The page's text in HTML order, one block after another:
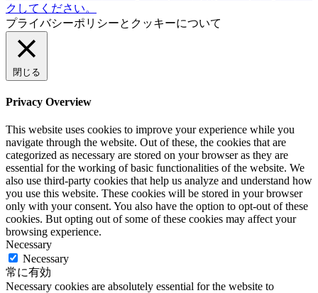
クしてください。
プライバシーポリシーとクッキーについて
閉じる
Privacy Overview
This website uses cookies to improve your experience while you
navigate through the website. Out of these, the cookies that are
categorized as necessary are stored on your browser as they are
essential for the working of basic functionalities of the website. We
also use third-party cookies that help us analyze and understand how
you use this website. These cookies will be stored in your browser
only with your consent. You also have the option to opt-out of these
cookies. But opting out of some of these cookies may affect your
browsing experience.
Necessary
Necessary
常に有効
Necessary cookies are absolutely essential for the website to